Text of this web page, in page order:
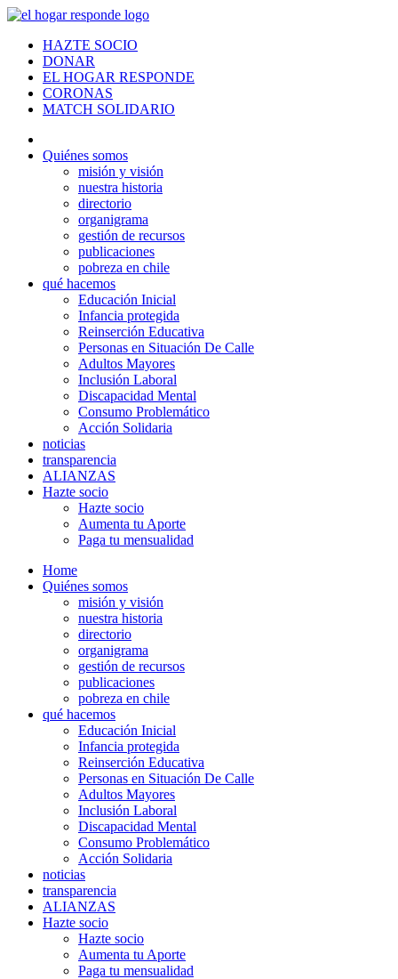
HAZTE SOCIO
DONAR
EL HOGAR RESPONDE
CORONAS
MATCH SOLIDARIO
Quiénes somos
misión y visión
nuestra historia
directorio
organigrama
gestión de recursos
publicaciones
pobreza en chile
qué hacemos
Educación Inicial
Infancia protegida
Reinserción Educativa
Personas en Situación De Calle
Adultos Mayores
Inclusión Laboral
Discapacidad Mental
Consumo Problemático
Acción Solidaria
noticias
transparencia
ALIANZAS
Hazte socio
Hazte socio
Aumenta tu Aporte
Paga tu mensualidad
Home
Quiénes somos
misión y visión
nuestra historia
directorio
organigrama
gestión de recursos
publicaciones
pobreza en chile
qué hacemos
Educación Inicial
Infancia protegida
Reinserción Educativa
Personas en Situación De Calle
Adultos Mayores
Inclusión Laboral
Discapacidad Mental
Consumo Problemático
Acción Solidaria
noticias
transparencia
ALIANZAS
Hazte socio
Hazte socio
Aumenta tu Aporte
Paga tu mensualidad